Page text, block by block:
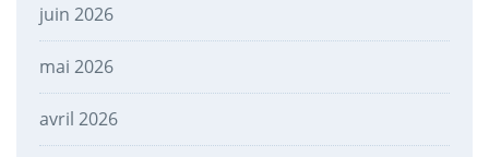
juin 2026
mai 2026
avril 2026